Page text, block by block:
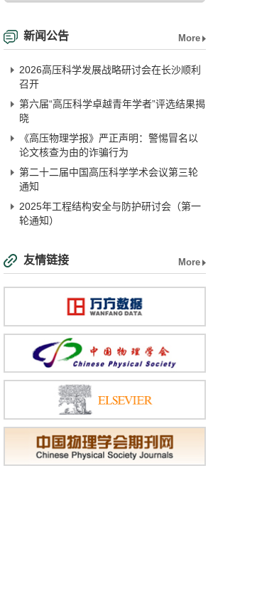
新闻公告 More
2026高压科学发展战略研讨会在长沙顺利
召开
第六届“高压科学卓越青年学者”评选结果揭
晓
《高压物理学报》严正声明：警惕冒名以
论文核查为由的诈骗行为
第二十二届中国高压科学学术会议第三轮
通知
2025年工程结构安全与防护研讨会（第一
轮通知）
友情链接 More